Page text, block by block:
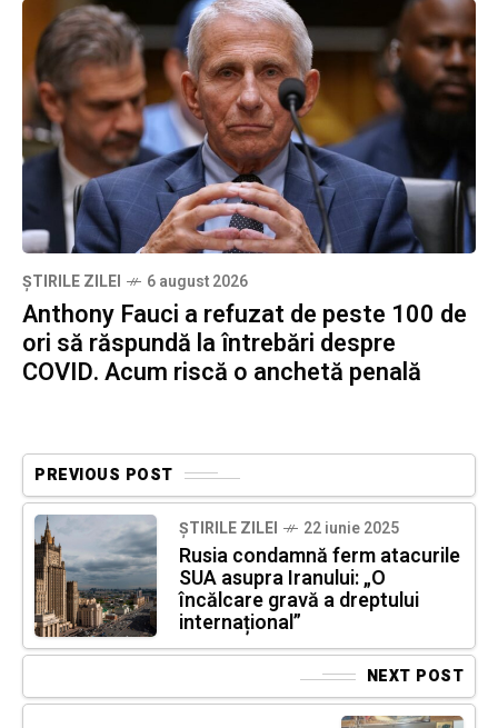
ȘTIRILE ZILEI 6 august 2026
Anthony Fauci a refuzat de peste 100 de
ori să răspundă la întrebări despre
COVID. Acum riscă o anchetă penală
PREVIOUS POST
ȘTIRILE ZILEI 22 iunie 2025
Rusia condamnă ferm atacurile
SUA asupra Iranului: „O
încălcare gravă a dreptului
internațional”
NEXT POST